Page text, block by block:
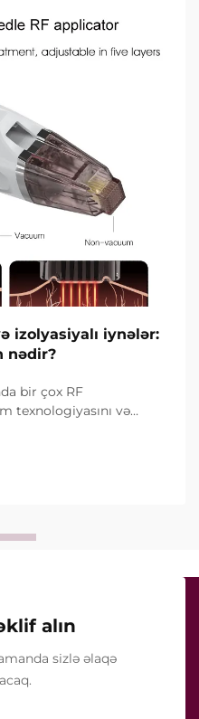
izolyasiyalı iynələr:
nədir?
bir çox RF
texnologiyasını və
necə dəqiq işlədiyi
alın
sizlə əlaqə